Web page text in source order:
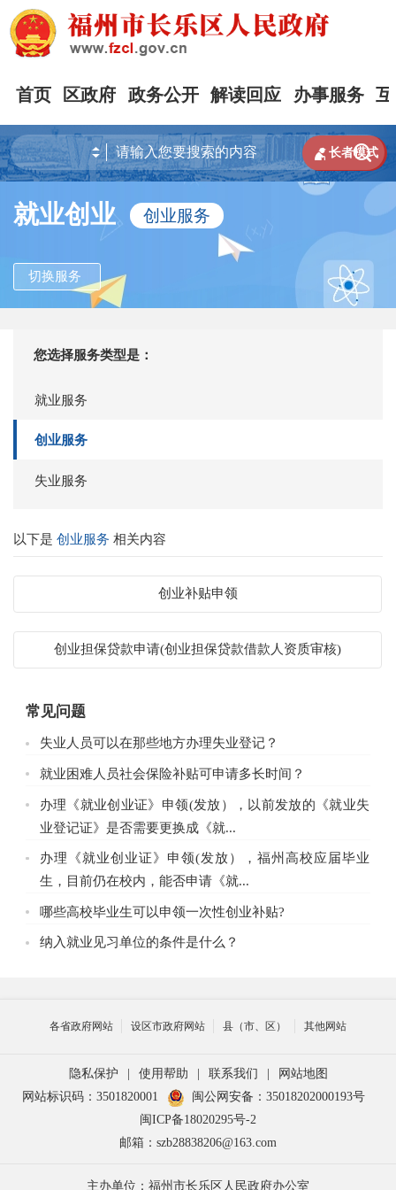
首页 区政府 政务公开 解读回应 办事服务

 长者模式
就业创业 创业服务
切换服务
您选择服务类型是：
就业服务
创业服务
失业服务
以下是 创业服务 相关内容
创业补贴申领
创业担保贷款申请(创业担保贷款借款人资质审核)
常见问题
失业人员可以在那些地方办理失业登记？
就业困难人员社会保险补贴可申请多长时间？
办理《就业创业证》申领(发放），以前发放的《就业失
业登记证》是否需要更换成《就...
办理《就业创业证》申领(发放），福州高校应届毕业
生，目前仍在校内，能否申请《就...
哪些高校毕业生可以申领一次性创业补贴?
纳入就业见习单位的条件是什么？
各省政府网站 设区市政府网站 县（市、区） 其他网站
隐私保护 使用帮助 联系我们
网站地图
网站标识码：3501820001
闽公网安备：35018202000193号
闽ICP备18020295号-2
邮箱：szb28838206@163.com
主办单位：福州市长乐区人民政府办公室